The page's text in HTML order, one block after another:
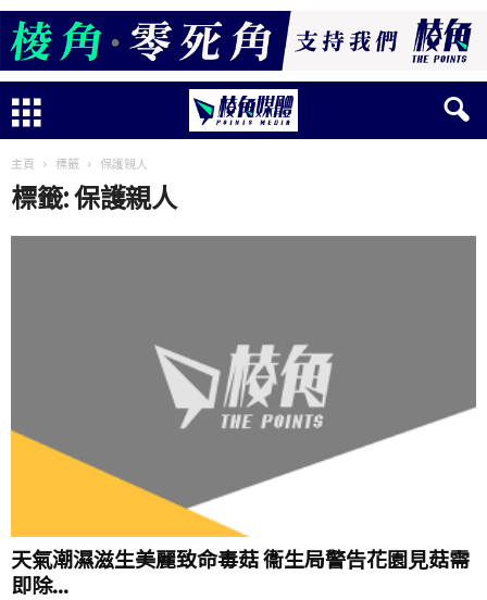
主頁 標籤 保護親人
標籤: 保護親人
天氣潮濕滋生美麗致命毒菇 衞生局警告花園見菇需
即除...